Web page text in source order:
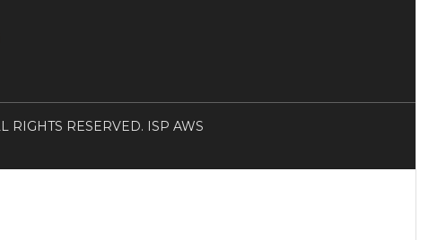
RESERVED. ISP AWS